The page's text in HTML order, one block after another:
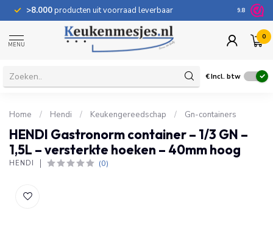
>8.000producten uit voorraad leverbaar 100
9.8
MENU
0
€Incl. btw
Home / Hendi / Keukengereedschap / Gn-containers
HENDI Gastronorm container – 1/3 GN –
1,5L – versterkte hoeken – 40mm hoog
HENDI (0)